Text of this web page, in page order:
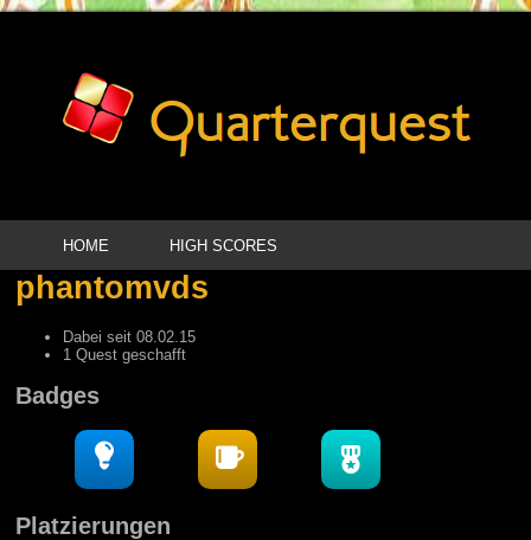
HOME HIGH SCORES
phantomvds
Dabei seit 08.02.15
1 Quest geschafft
Badges
Platzierungen